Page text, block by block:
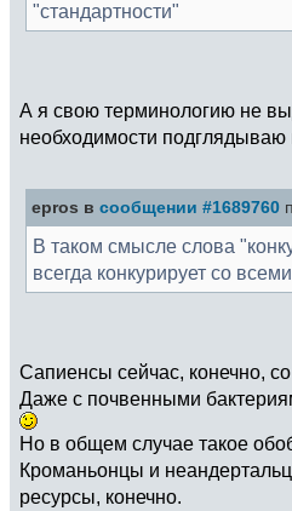
"стандартности"
А я свою терминологию не
необходимости подглядываю
epros в сообщении #1689760
В таком смысле слова
всегда конкурирует со
Сапиенсы сейчас, конечно,
Даже с почвенными
Но в общем случае такое
Кроманьонцы и
ресурсы, конечно.